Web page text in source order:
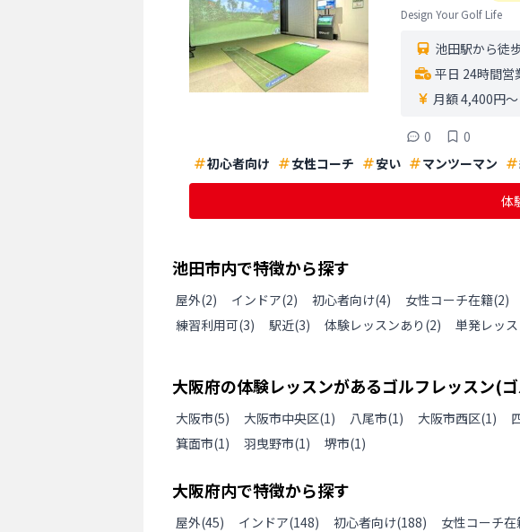
Design Your Golf Life
池田駅から徒
平日 24時間営
月額 4,400円〜
0
0
初心者向け
女性コーチ 安い マンツーマン
体
池田市内で特徴から探す
屋外(2) インドア(2) 初心者向け(4) 女性コーチ在籍(2)
練習利用可(3) 駅近(3) 体験レッスンあり (2) 単発レッ
大阪府の体験レッスンがあるゴルフレッスン(
大阪市(5) 大阪市中央区(1) 八尾市(1) 大阪市西区(1)
箕面市(1) 羽曳野市(1) 堺市(1)
大阪府内で特徴から探す
屋外(45) インドア(148) 初心者向け(188) 女性コーチ在